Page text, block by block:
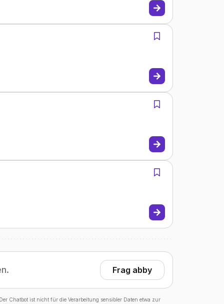
Frag abby
Chatbot ist nicht für die Verarbeitung sensibler Daten etwa zur